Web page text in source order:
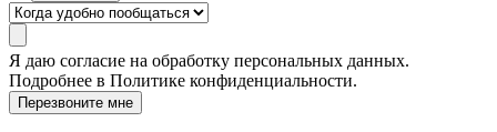
Я даю согласие на обработку персональных данных.
Подробнее в Политике конфиденциальности.
Перезвоните мне